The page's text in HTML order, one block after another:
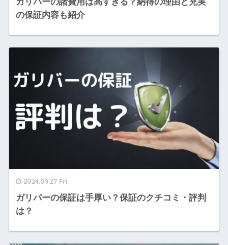
の保証内容も紹介
2024.09.27 Fri
ガリバーの保証は手厚い？保証のクチコミ・評判
は？